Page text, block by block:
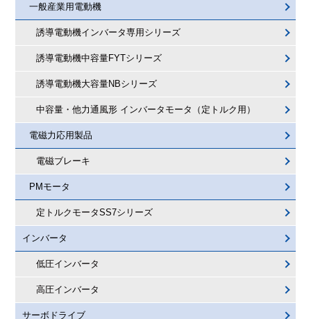
一般産業用電動機
誘導電動機インバータ専用シリーズ
誘導電動機中容量FYTシリーズ
誘導電動機大容量NBシリーズ
中容量・他力通風形 インバータモータ（定トルク用）
電磁力応用製品
電磁ブレーキ
PMモータ
定トルクモータSS7シリーズ
インバータ
低圧インバータ
高圧インバータ
サーボドライブ